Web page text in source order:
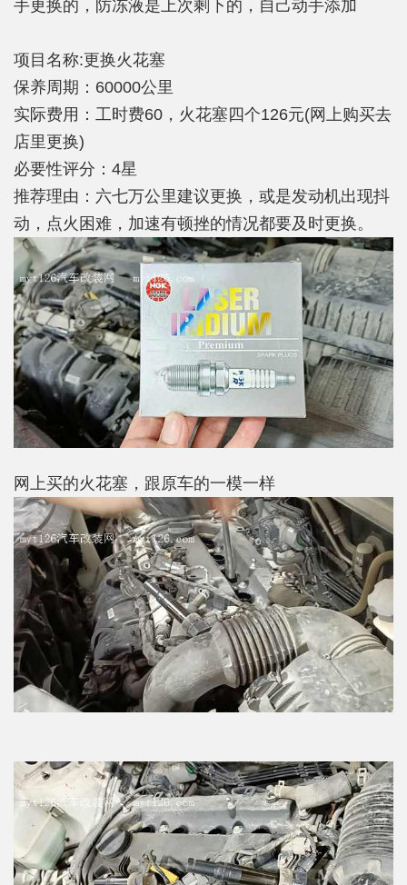
手更换的，防冻液是上次剩下的，自己动手添加
项目名称:更换火花塞
保养周期：60000公里
实际费用：工时费60，火花塞四个126元(网上购买去
店里更换)
必要性评分：4星
推荐理由：六七万公里建议更换，或是发动机出现抖
动，点火困难，加速有顿挫的情况都要及时更换。
网上买的火花塞，跟原车的一模一样